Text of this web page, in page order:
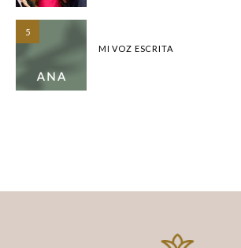
5
MI VOZ ESCRITA